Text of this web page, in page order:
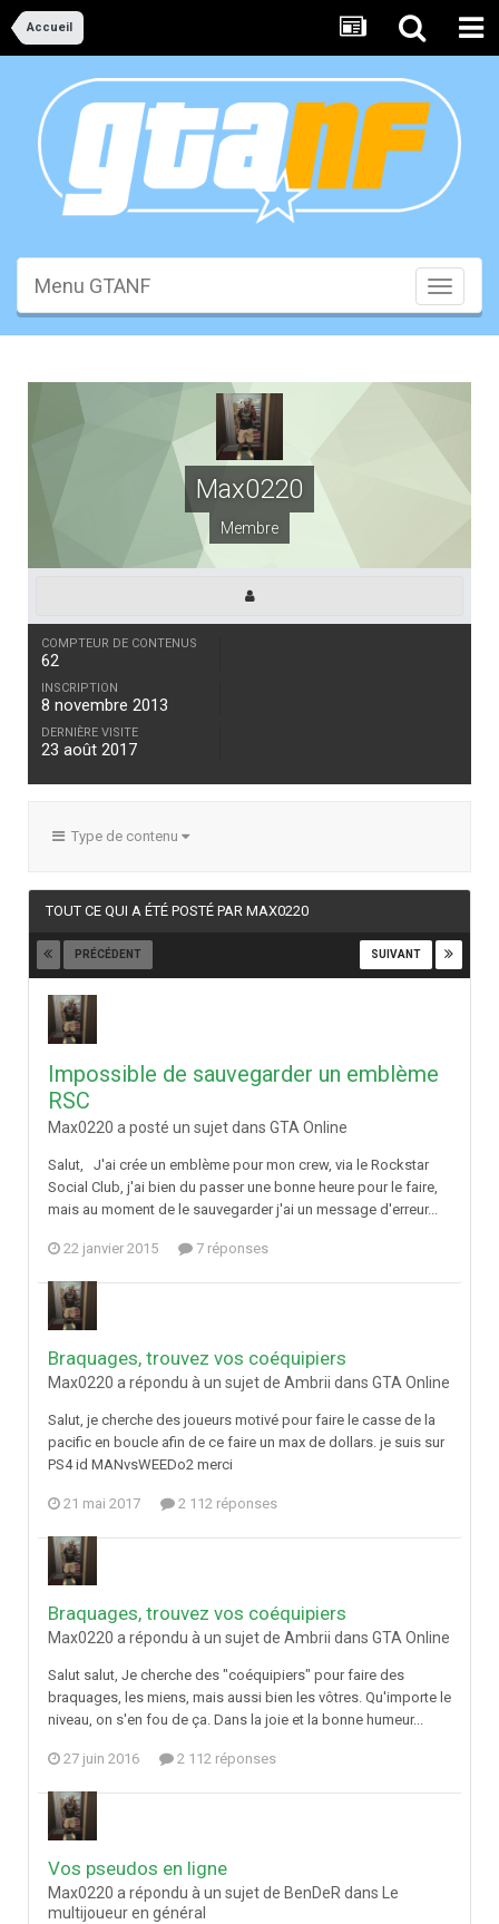
Accueil
Toggle
Menu GTANF
Max0220
Membre
COMPTEUR DE CONTENUS
62
INSCRIPTION
8 novembre 2013
DERNIÈRE VISITE
23 août 2017
Type de contenu
TOUT CE QUI A ÉTÉ POSTÉ PAR MAX0220
PRÉCÉDENT SUIVANT
Impossible de sauvegarder un emblème
RSC
Max0220 a posté un sujet dans GTA Online
Salut, J'ai crée un emblème pour mon crew, via le Rockstar
Social Club, j'ai bien du passer une bonne heure pour le faire,
mais au moment de le sauvegarder j'ai un message d'erreur...
22 janvier 2015 7 réponses
Braquages, trouvez vos coéquipiers
Max0220 a répondu à un sujet de Ambrii dans GTA Online
Salut, je cherche des joueurs motivé pour faire le casse de la
pacific en boucle afin de ce faire un max de dollars. je suis sur
PS4 id MANvsWEEDo2 merci
21 mai 2017 2 112 réponses
Braquages, trouvez vos coéquipiers
Max0220 a répondu à un sujet de Ambrii dans GTA Online
Salut salut, Je cherche des "coéquipiers" pour faire des
braquages, les miens, mais aussi bien les vôtres. Qu'importe le
niveau, on s'en fou de ça. Dans la joie et la bonne humeur...
27 juin 2016 2 112 réponses
Vos pseudos en ligne
Max0220 a répondu à un sujet de BenDeR dans Le
multijoueur en général